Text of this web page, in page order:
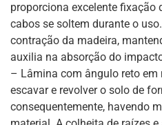
proporciona excelente fixação
cabos se soltem durante o
contração da madeira,
auxilia na absorção do
– Lâmina com ângulo reto
escavar e revolver o solo de
consequentemente, havendo